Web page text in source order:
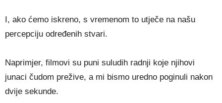
I, ako ćemo iskreno, s vremenom to utječe na našu
percepciju određenih stvari.
Naprimjer, filmovi su puni suludih radnji koje njihovi
junaci čudom prežive, a mi bismo uredno poginuli nakon
dvije sekunde.